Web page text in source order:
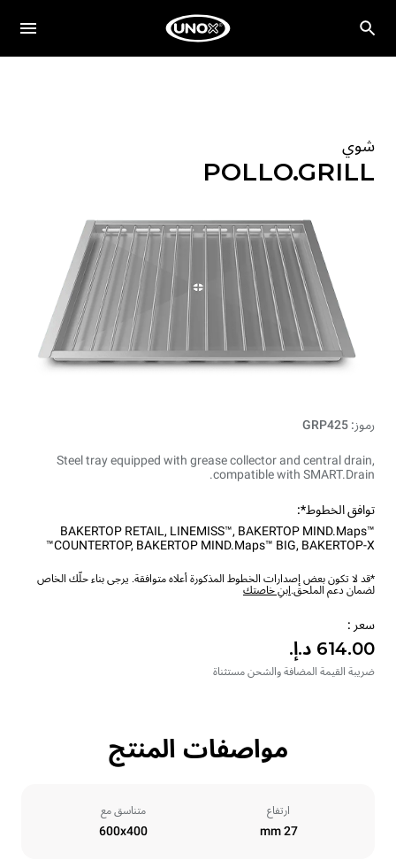
شوي
POLLO.GRILL
رموز: GRP425
Steel tray equipped with grease collector and central drain,
compatible with SMART.Drain.
توافق الخطوط*:
BAKERTOP RETAIL, LINEMISS™, BAKERTOP MIND.Maps™
COUNTERTOP, BAKERTOP MIND.Maps™ BIG, BAKERTOP-X™
*قد لا تكون بعض إصدارات الخطوط المذكورة أعلاه متوافقة. يرجى بناء حلّك الخاص
لضمان دعم الملحق.ابنِ خاصتك
سعر :
ضريبة القيمة المضافة والشحن مستثناة
مواصفات المنتج
ارتفاع
27 mm
متناسق مع
600x400